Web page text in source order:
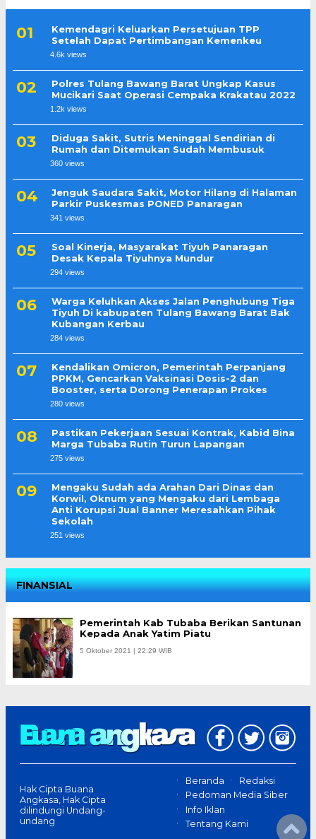
Kemendagri Keluarkan Persetujuan TPP
Setelah Dapat Pertimbangan Kemenkeu
4.6k views
Polres Tulang Bawang Barat Ungkap Kasus
Mucikari Saat Operasi Cempaka Krakatau 2022
1.2k views
Diduga Sakit, Sutris Meninggal Sendirian di
Rumah dan Ditemukan Sudah Membusuk
360 views
Jenguk Saudara Sakit, Motor Hilang di Halaman
Parkir Puskesmas PONED Panaragan
341 views
Soal Kinerja, Masyarakat Tiyuh Panaragan
Desak Kepala Tiyuhnya Mundur
294 views
Warga Keluhkan Akses Jalan Penghubung Tiga
Tiyuh Di kabupaten Tulang Bawang Barat Bak
Kubangan Kerbau
284 views
Kendalikan Omicron, Pemerintah Perpanjang
PPKM, Gencarkan Vaksinasi Dosis-2 dan
Booster, serta Dorong Penerapan Prokes
280 views
Pastikan Pekerjaan Sesuai Kontrak, Kabid Bina
Marga Tubaba Rutin Turun Lapangan
275 views
Mengaku Sudah ada Arahan Dari Dinas dan
Korwil, Oknum yang Mengaku dari Lembaga
Anti Korupsi Jual Banner Meresahkan Pihak
Sekolah
251 views
FINANSIAL
Pemerintah Kab Tubaba Berikan Santunan
Kepada Anak Yatim Piatu
5 Oktober 2021 | 22:29 WIB
Hak Cipta Buana
Angkasa, Hak Cipta
dilindungi Undang-
undang
Beranda
Redaksi
Pedoman Media Siber
Info Iklan
Tentang Kami